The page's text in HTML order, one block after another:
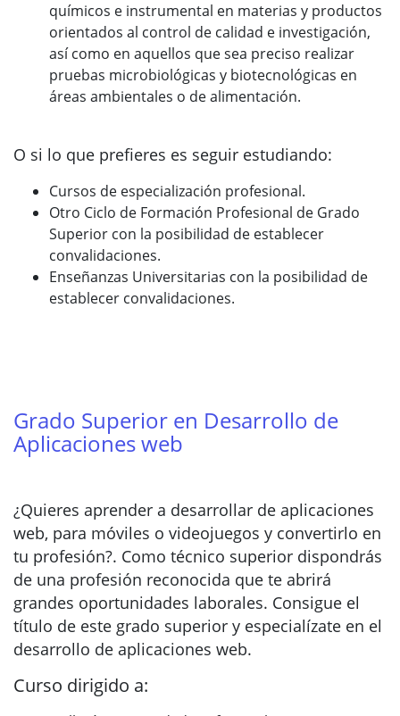
químicos e instrumental en materias y productos
orientados al control de calidad e investigación,
así como en aquellos que sea preciso realizar
pruebas microbiológicas y biotecnológicas en
áreas ambientales o de alimentación.
O si lo que prefieres es seguir estudiando:
Cursos de especialización profesional.
Otro Ciclo de Formación Profesional de Grado
Superior con la posibilidad de establecer
convalidaciones.
Enseñanzas Universitarias con la posibilidad de
establecer convalidaciones.
Grado Superior en Desarrollo de
Aplicaciones web
¿Quieres aprender a desarrollar de aplicaciones
web, para móviles o videojuegos y convertirlo en
tu profesión?. Como técnico superior dispondrás
de una profesión reconocida que te abrirá
grandes oportunidades laborales. Consigue el
título de este grado superior y especialízate en el
desarrollo de aplicaciones web.
Curso dirigido a: